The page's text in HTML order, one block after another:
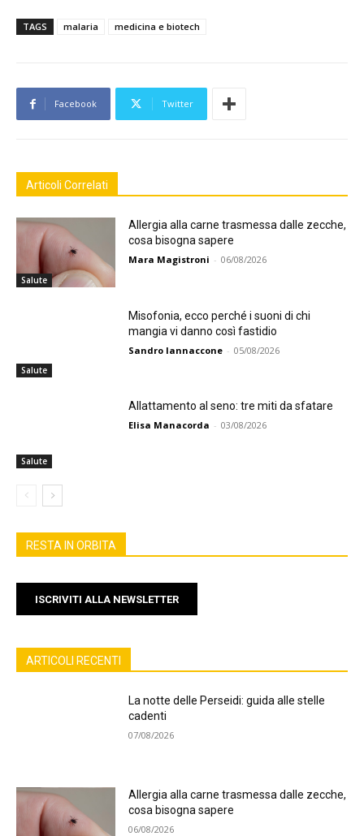
TAGS malaria medicina e biotech
Facebook Twitter
Articoli Correlati
Salute
Allergia alla carne trasmessa dalle zecche,
cosa bisogna sapere
Mara Magistroni - 06/08/2026
Salute
Misofonia, ecco perché i suoni di chi
mangia vi danno così fastidio
Sandro Iannaccone - 05/08/2026
Salute
Allattamento al seno: tre miti da sfatare
Elisa Manacorda - 03/08/2026
RESTA IN ORBITA
ISCRIVITI ALLA NEWSLETTER
ARTICOLI RECENTI
La notte delle Perseidi: guida alle stelle
cadenti
07/08/2026
Allergia alla carne trasmessa dalle zecche,
cosa bisogna sapere
06/08/2026